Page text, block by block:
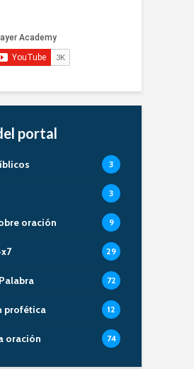
portal
3
3
oración 9
29
72
profética 12
oración 74